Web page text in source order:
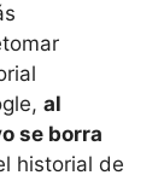
al
se borra
historial de